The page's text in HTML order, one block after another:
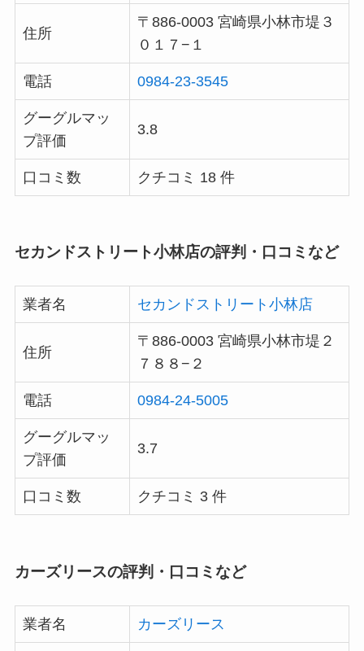
住所
〒886-0003 宮崎県小林市堤３
０１７−１
電話 0984-23-3545
グーグルマッ
プ評価
3.8
口コミ数 クチコミ 18 件
セカンドストリート小林店の評判・口コミなど
業者名 セカンドストリート小林店
住所
〒886-0003 宮崎県小林市堤２
７８８−２
電話 0984-24-5005
グーグルマッ
プ評価
3.7
口コミ数 クチコミ 3 件
カーズリースの評判・口コミなど
業者名 カーズリース